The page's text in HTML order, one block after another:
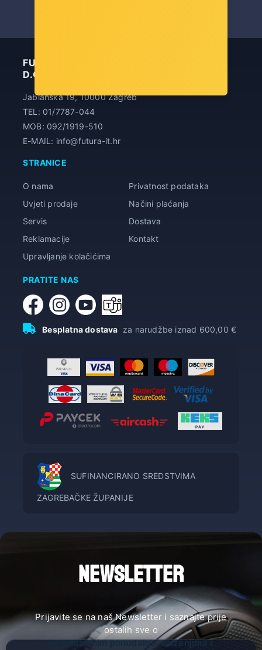
FUTURA INFORMATIČKA TEHNOLOGIJA
D.O.O.
Jablanska 19, 10000 Zagreb
TEL: 01/7787-044
MOB: 092/1919-510
E-MAIL: info@futura-it.hr
STRANICE
O nama
Privatnost podataka
Uvjeti prodaje
Načini plaćanja
Servis
Dostava
Reklamacije
Kontakt
Upravljanje kolačićima
PRATITE NAS
Besplatna dostava za narudžbe iznad 600,00 €
SUFINANCIRANO SREDSTVIMA
ZAGREBAČKE ŽUPANIJE
NEWSLETTER
Prijavite se na naš Newsletter i saznajte prije
ostalih sve o
ekskluzivnim ponudama, sniženjima i